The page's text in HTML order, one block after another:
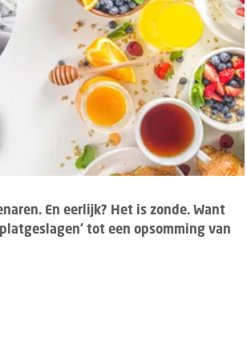
En eerlijk? Het is zonde. Want
tot een opsomming van